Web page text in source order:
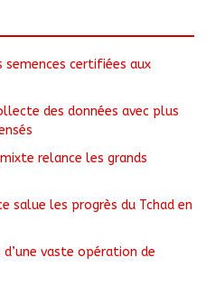
semences certifiées aux
des données avec plus
relance les grands
salue les progrès du Tchad en
vaste opération de